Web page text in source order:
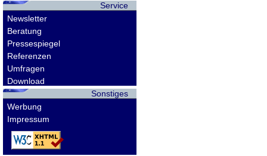
Service
Newsletter
Beratung
Pressespiegel
Referenzen
Umfragen
Download
Sonstiges
Werbung
Impressum